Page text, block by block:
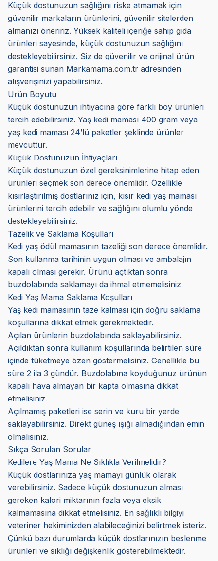
Küçük dostunuzun sağlığını riske atmamak için
güvenilir markaların ürünlerini, güvenilir sitelerden
almanızı öneririz. Yüksek kaliteli içeriğe sahip gıda
ürünleri sayesinde, küçük dostunuzun sağlığını
destekleyebilirsiniz. Siz de güvenilir ve orijinal ürün
garantisi sunan Markamama.com.tr adresinden
alışverişinizi yapabilirsiniz.
Ürün Boyutu
Küçük dostunuzun ihtiyacına göre farklı boy ürünleri
tercih edebilirsiniz. Yaş kedi maması 400 gram veya
yaş kedi maması 24’lü paketler şeklinde ürünler
mevcuttur.
Küçük Dostunuzun İhtiyaçları
Küçük dostunuzun özel gereksinimlerine hitap eden
ürünleri seçmek son derece önemlidir. Özellikle
kısırlaştırılmış dostlarınız için, kısır kedi yaş maması
ürünlerini tercih edebilir ve sağlığını olumlu yönde
destekleyebilirsiniz.
Tazelik ve Saklama Koşulları
Kedi yaş ödül mamasının tazeliği son derece önemlidir.
Son kullanma tarihinin uygun olması ve ambalajın
kapalı olması gerekir. Ürünü açtıktan sonra
buzdolabında saklamayı da ihmal etmemelisiniz.
Kedi Yaş Mama Saklama Koşulları
Yaş kedi mamasının taze kalması için doğru saklama
koşullarına dikkat etmek gerekmektedir.
Açılan ürünlerin buzdolabında saklayabilirsiniz.
Açıldıktan sonra kullanım koşullarında belirtilen süre
içinde tüketmeye özen göstermelisiniz. Genellikle bu
süre 2 ila 3 gündür. Buzdolabına koyduğunuz ürünün
kapalı hava almayan bir kapta olmasına dikkat
etmelisiniz.
Açılmamış paketleri ise serin ve kuru bir yerde
saklayabilirsiniz. Direkt güneş ışığı almadığından emin
olmalısınız.
Sıkça Sorulan Sorular
Kedilere Yaş Mama Ne Sıklıkla Verilmelidir?
Küçük dostlarınıza yaş mamayı günlük olarak
verebilirsiniz. Sadece küçük dostunuzun alması
gereken kalori miktarının fazla veya eksik
kalmamasına dikkat etmelisiniz. En sağlıklı bilgiyi
veteriner hekiminizden alabileceğinizi belirtmek isteriz.
Çünkü bazı durumlarda küçük dostlarınızın beslenme
ürünleri ve sıklığı değişkenlik gösterebilmektedir.